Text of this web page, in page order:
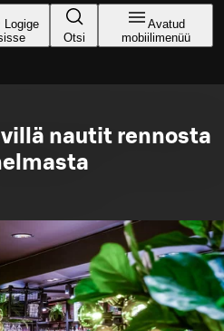
Logige
Otsi
Avatud
mobiilimenüü
nautit rennosta